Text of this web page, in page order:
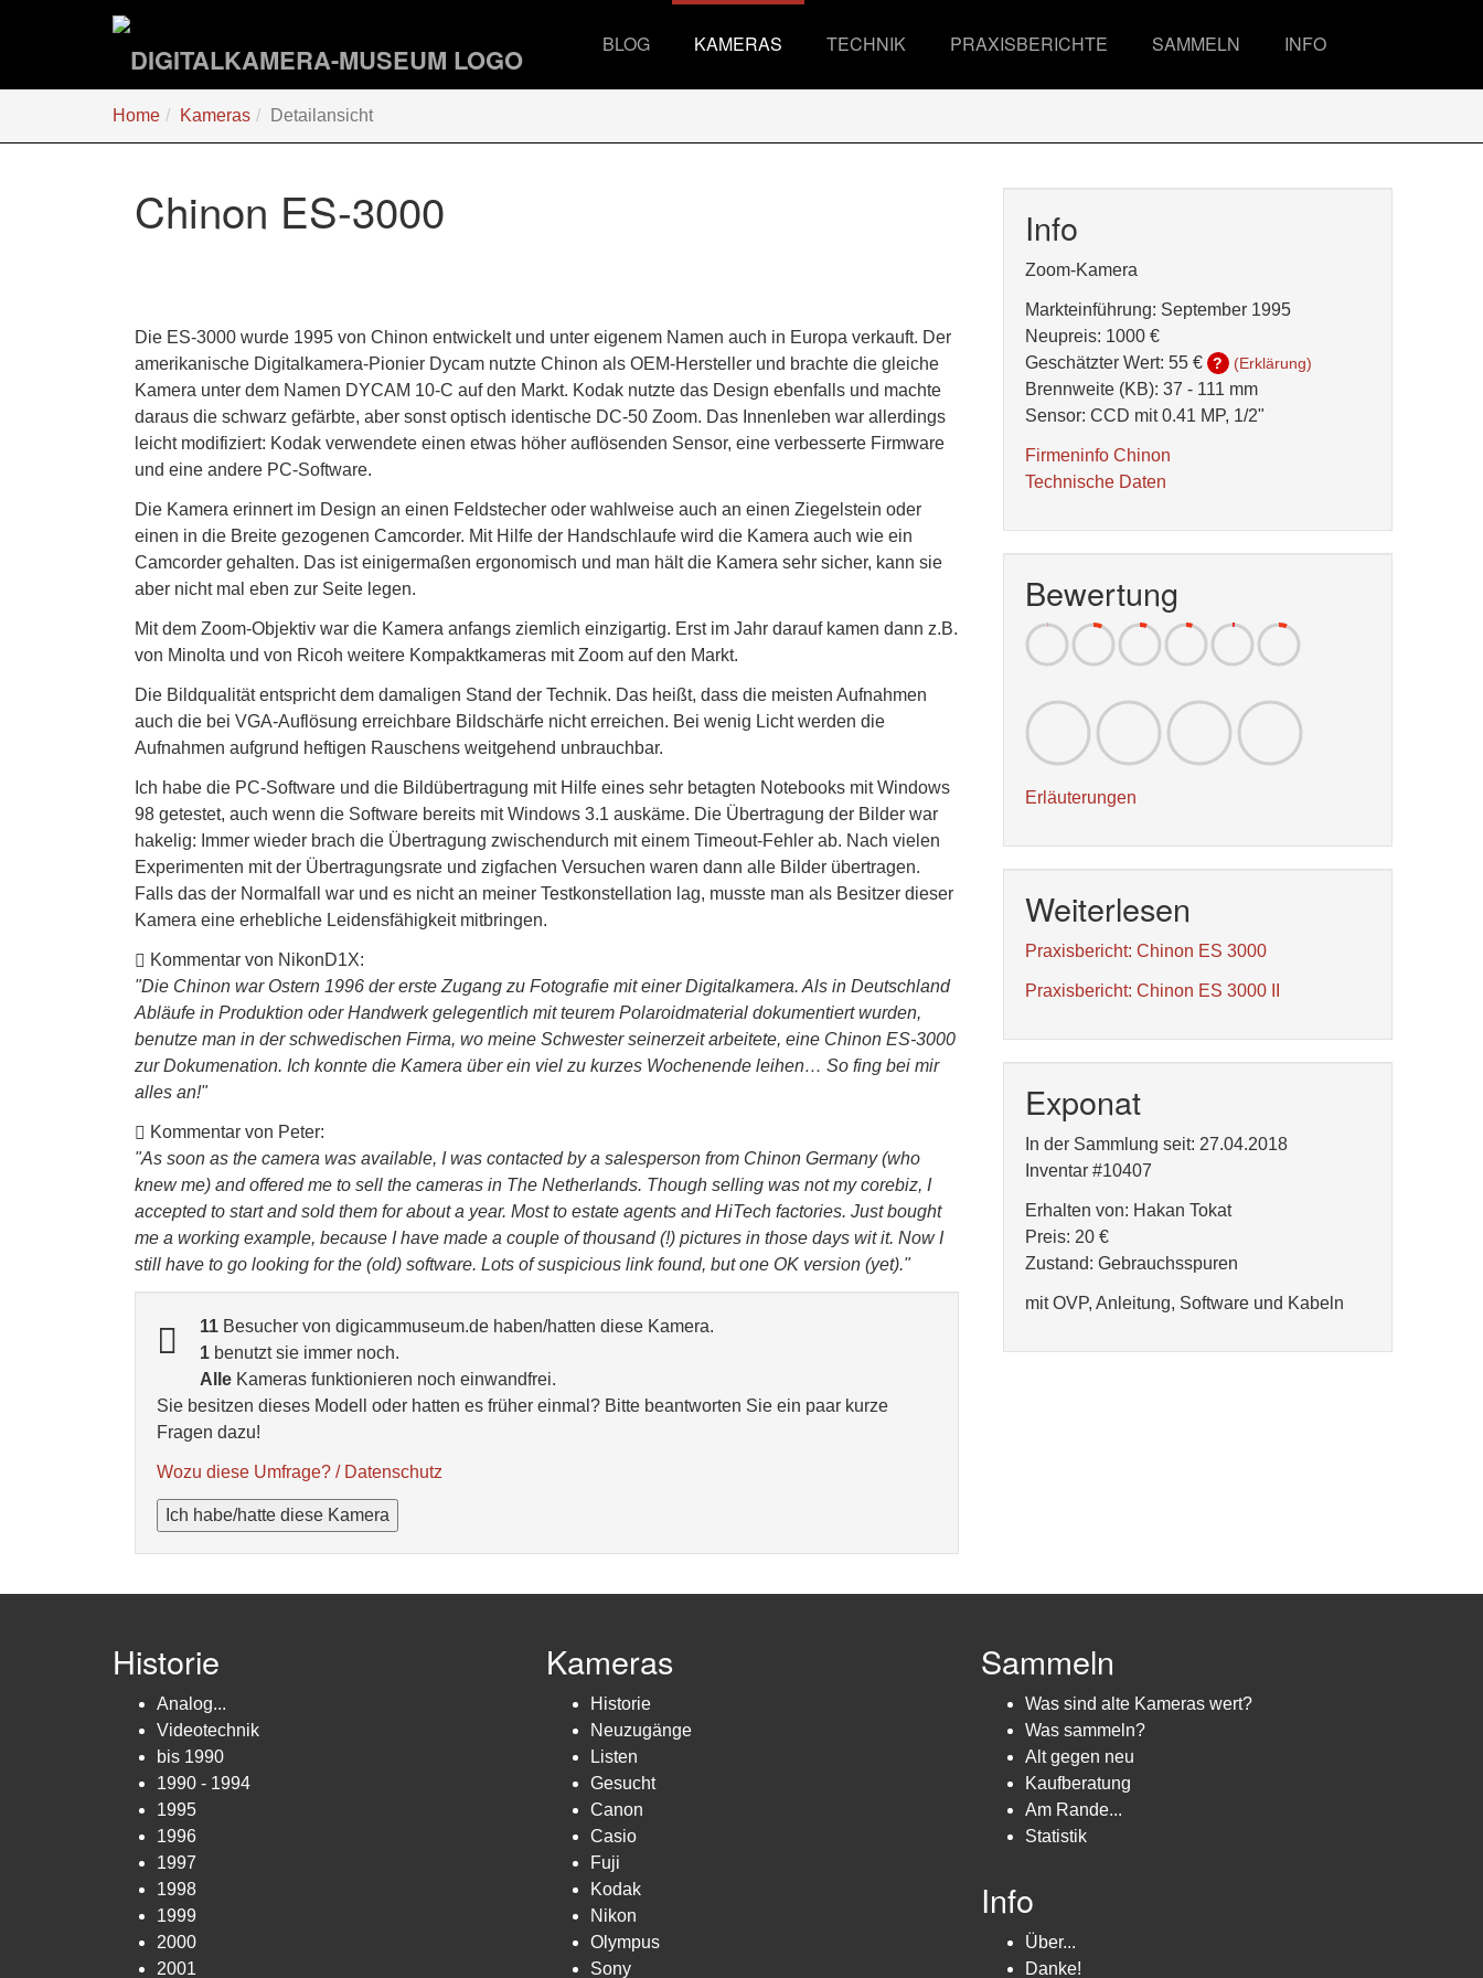
BLOG KAMERAS TECHNIK PRAXISBERICHTE SAMMELN INFO
sind
Home Kameras Detailansicht
Chinon ES-3000
Die ES-3000 wurde 1995 von Chinon entwickelt und unter eigenem Namen auch in Europa verkauft. Der
amerikanische Digitalkamera-Pionier Dycam nutzte Chinon als OEM-Hersteller und brachte die gleiche
Kamera unter dem Namen DYCAM 10-C auf den Markt. Kodak nutzte das Design ebenfalls und machte
daraus die schwarz gefärbte, aber sonst optisch identische DC-50 Zoom. Das Innenleben war allerdings
leicht modifiziert: Kodak verwendete einen etwas höher auflösenden Sensor, eine verbesserte Firmware
und eine andere PC-Software.
Die Kamera erinnert im Design an einen Feldstecher oder wahlweise auch an einen Ziegelstein oder
einen in die Breite gezogenen Camcorder. Mit Hilfe der Handschlaufe wird die Kamera auch wie ein
Camcorder gehalten. Das ist einigermaßen ergonomisch und man hält die Kamera sehr sicher, kann sie
aber nicht mal eben zur Seite legen.
Mit dem Zoom-Objektiv war die Kamera anfangs ziemlich einzigartig. Erst im Jahr darauf kamen dann z.B.
von Minolta und von Ricoh weitere Kompaktkameras mit Zoom auf den Markt.
Die Bildqualität entspricht dem damaligen Stand der Technik. Das heißt, dass die meisten Aufnahmen
auch die bei VGA-Auflösung erreichbare Bildschärfe nicht erreichen. Bei wenig Licht werden die
Aufnahmen aufgrund heftigen Rauschens weitgehend unbrauchbar.
Ich habe die PC-Software und die Bildübertragung mit Hilfe eines sehr betagten Notebooks mit Windows
98 getestet, auch wenn die Software bereits mit Windows 3.1 auskäme. Die Übertragung der Bilder war
hakelig: Immer wieder brach die Übertragung zwischendurch mit einem Timeout-Fehler ab. Nach vielen
Experimenten mit der Übertragungsrate und zigfachen Versuchen waren dann alle Bilder übertragen.
Falls das der Normalfall war und es nicht an meiner Testkonstellation lag, musste man als Besitzer dieser
Kamera eine erhebliche Leidensfähigkeit mitbringen.
Kommentar von NikonD1X:
"Die Chinon war Ostern 1996 der erste Zugang zu Fotografie mit einer Digitalkamera. Als in Deutschland
Abläufe in Produktion oder Handwerk gelegentlich mit teurem Polaroidmaterial dokumentiert wurden,
benutze man in der schwedischen Firma, wo meine Schwester seinerzeit arbeitete, eine Chinon ES-3000
zur Dokumenation. Ich konnte die Kamera über ein viel zu kurzes Wochenende leihen… So fing bei mir
alles an!"
Kommentar von Peter:
"As soon as the camera was available, I was contacted by a salesperson from Chinon Germany (who
knew me) and offered me to sell the cameras in The Netherlands. Though selling was not my corebiz, I
accepted to start and sold them for about a year. Most to estate agents and HiTech factories. Just bought
me a working example, because I have made a couple of thousand (!) pictures in those days wit it. Now I
still have to go looking for the (old) software. Lots of suspicious link found, but one OK version (yet)."
11 Besucher von digicammuseum.de haben/hatten diese Kamera.
1 benutzt sie immer noch.
Alle Kameras funktionieren noch einwandfrei.
Sie besitzen dieses Modell oder hatten es früher einmal? Bitte beantworten Sie ein paar kurze
Fragen dazu!
Wozu diese Umfrage? / Datenschutz
Ich habe/hatte diese Kamera
Info
Zoom-Kamera
Markteinführung: September 1995
Neupreis: 1000 €
Geschätzter Wert: 55 € ? (Erklärung)
Brennweite (KB): 37 - 111 mm
Sensor: CCD mit 0.41 MP, 1/2"
Firmeninfo Chinon
Technische Daten
Bewertung
Erläuterungen
Weiterlesen
Praxisbericht: Chinon ES 3000
Praxisbericht: Chinon ES 3000 II
Exponat
In der Sammlung seit: 27.04.2018
Inventar #10407
Erhalten von: Hakan Tokat
Preis: 20 €
Zustand: Gebrauchsspuren
mit OVP, Anleitung, Software und Kabeln
Historie
Analog...
Videotechnik
bis 1990
1990 - 1994
1995
1996
1997
1998
1999
2000
2001
Kameras
Historie
Neuzugänge
Listen
Gesucht
Canon
Casio
Fuji
Kodak
Nikon
Olympus
Sony
Sammeln
Was sind alte Kameras wert?
Was sammeln?
Alt gegen neu
Kaufberatung
Am Rande...
Statistik
Info
Über...
Danke!